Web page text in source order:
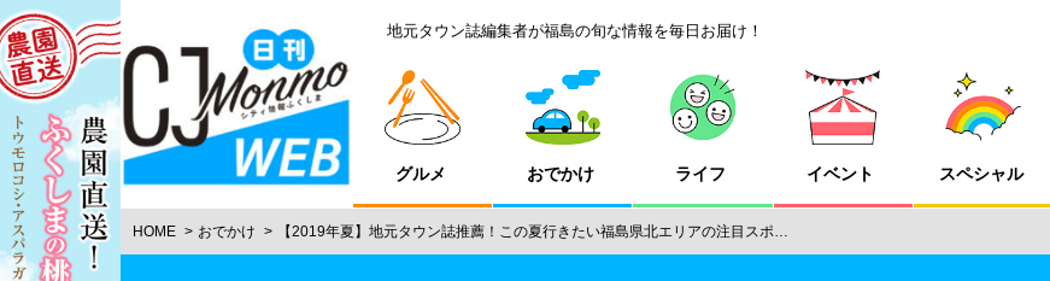
地元タウン誌編集者が福島の旬な情報を毎日お届け！
グルメ おでかけ ライフ イベント スペシャル
HOME おでかけ 【2019年夏】地元タウン誌推薦！この夏行きたい福島県北エリアの注目スポ…